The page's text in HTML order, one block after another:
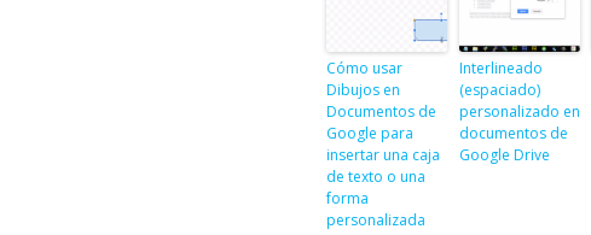
Cómo usar
Dibujos en
Documentos de
Google para
insertar una caja
de texto o una
forma
personalizada
Interlineado
(espaciado)
personalizado en
documentos de
Google Drive